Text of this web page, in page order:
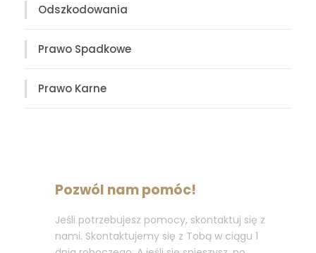
Odszkodowania
Prawo Spadkowe
Prawo Karne
Pozwól nam pomóc!
Jeśli potrzebujesz pomocy, skontaktuj się z
nami. Skontaktujemy się z Tobą w ciągu 1